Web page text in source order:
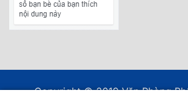
Copyright © 2019 Văn Phòng